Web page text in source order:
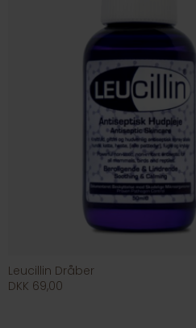
Leucillin Dråber
DKK 69,00